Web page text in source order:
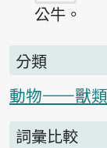
公牛。
分類
動物——獸類
詞彙比較